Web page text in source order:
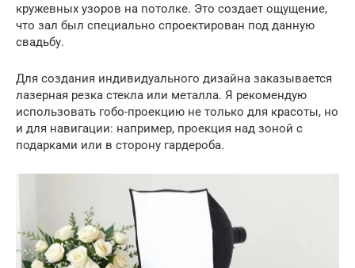
кружевных узоров на потолке. Это создает ощущение,
что зал был специально спроектирован под данную
свадьбу.
Для создания индивидуального дизайна заказывается
лазерная резка стекла или металла. Я рекомендую
использовать гобо-проекцию не только для красоты, но
и для навигации: например, проекция над зоной с
подарками или в сторону гардероба.